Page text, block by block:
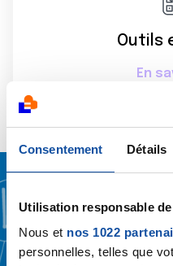
Consentement Détails
Utilisation responsable
Nous et nos 1022
personnelles, telles que
Outils
En